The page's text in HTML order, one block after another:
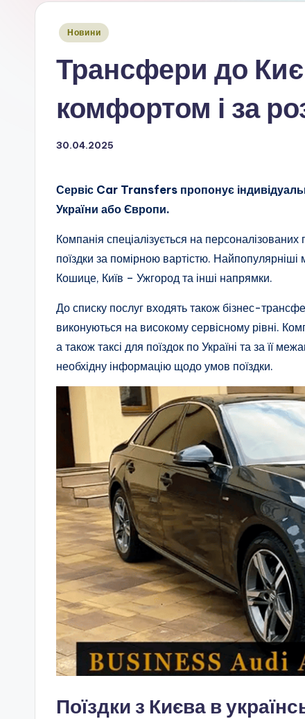
Опубліковано
Новини
Трансфери до
комфортом і за
30.04.2025
Сервіс Car Transfers пропонує
України або Європи.
Компанія спеціалізується на
поїздки за помірною вартістю.
Кошице, Київ – Ужгород та інші напрямки.
До списку послуг входять також бізнес-
виконуються на високому сервісному рівні.
а також таксі для поїздок по Україні та за її
необхідну інформацію щодо умов поїздки.
Поїздки з Києва в